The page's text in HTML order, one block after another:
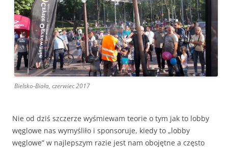
Bielsko-Biała, czerwiec 2017
Nie od dziś szczerze wyśmiewam teorie o tym jak to lobby
węglowe nas wymyśliło i sponsoruje, kiedy to „lobby
węglowe” w najlepszym razie jest nam obojętne a często